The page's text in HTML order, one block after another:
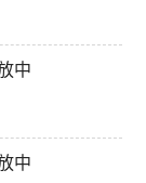
中
中